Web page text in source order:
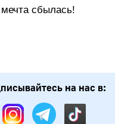
сбылась!
на нас в: